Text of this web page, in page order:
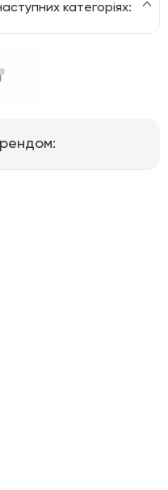
категоріях: